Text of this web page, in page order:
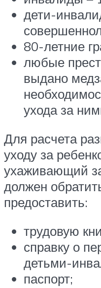
дети-
80-летние
любые
выдано
ухода за
Для расчета
уходу за
ухаживающий
должен
предоставить:
трудовую
справку о
детьми-
паспорт;